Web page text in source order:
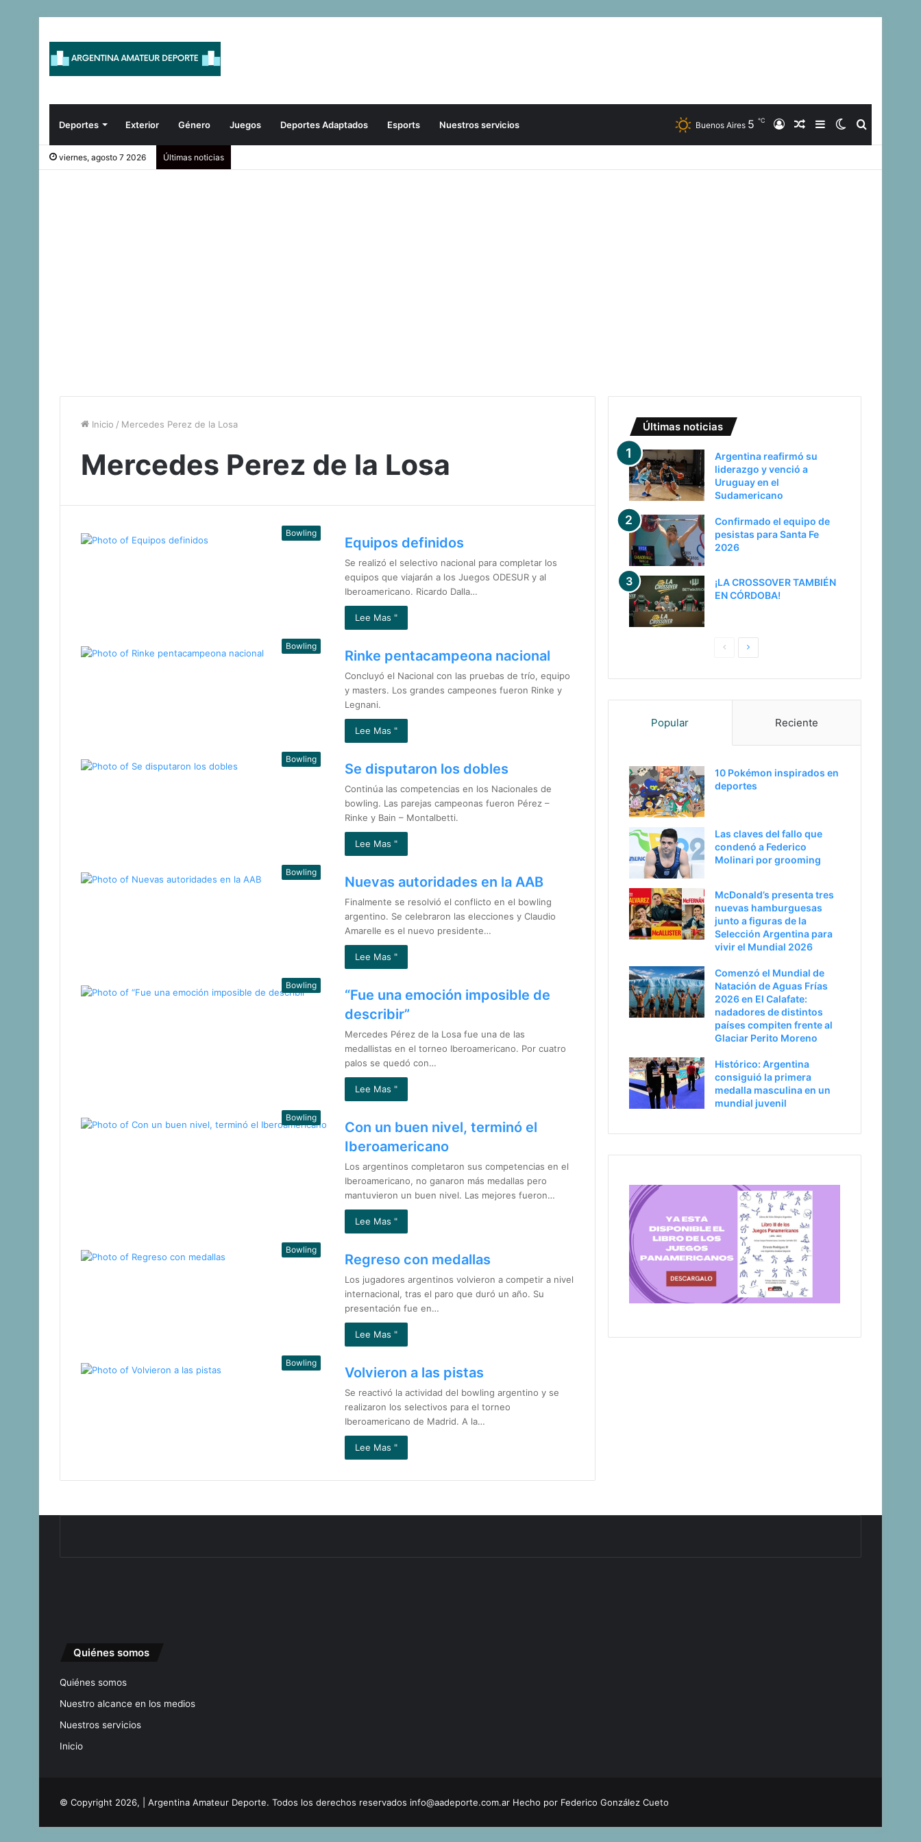
Deportes Exterior Género Juegos Deportes Adaptados Esports Nuestros servicios Buscar
Switch
skin
Barra
Lateral
Artículo
Aleatorio
Iniciar
Sesión
Buenos Aires 5 ℃
viernes, agosto 7 2026 Últimas noticias
Inicio / Mercedes Perez de la Losa
Mercedes Perez de la Losa
Bowling
Equipos definidos
Se realizó el selectivo nacional para completar los
equipos que viajarán a los Juegos ODESUR y al
Iberoamericano. Ricardo Dalla…
Lee Mas "
Bowling
Rinke pentacampeona nacional
Concluyó el Nacional con las pruebas de trío, equipo
y masters. Los grandes campeones fueron Rinke y
Legnani.
Lee Mas "
Bowling
Se disputaron los dobles
Continúa las competencias en los Nacionales de
bowling. Las parejas campeonas fueron Pérez –
Rinke y Bain – Montalbetti.
Lee Mas "
Bowling
Nuevas autoridades en la AAB
Finalmente se resolvió el conflicto en el bowling
argentino. Se celebraron las elecciones y Claudio
Amarelle es el nuevo presidente…
Lee Mas "
Bowling
“Fue una emoción imposible de
describir”
Mercedes Pérez de la Losa fue una de las
medallistas en el torneo Iberoamericano. Por cuatro
palos se quedó con…
Lee Mas "
Bowling
Con un buen nivel, terminó el
Iberoamericano
Los argentinos completaron sus competencias en el
Iberoamericano, no ganaron más medallas pero
mantuvieron un buen nivel. Las mejores fueron…
Lee Mas "
Bowling
Regreso con medallas
Los jugadores argentinos volvieron a competir a nivel
internacional, tras el paro que duró un año. Su
presentación fue en…
Lee Mas "
Bowling
Volvieron a las pistas
Se reactivó la actividad del bowling argentino y se
realizaron los selectivos para el torneo
Iberoamericano de Madrid. A la…
Lee Mas "
Últimas noticias
Argentina reafirmó su
liderazgo y venció a
Uruguay en el
Sudamericano
Confirmado el equipo de
pesistas para Santa Fe
2026
¡LA CROSSOVER TAMBIÉN
EN CÓRDOBA!
n
r
i
r
e
t
á
g
n
a
Popular Reciente
10 Pokémon inspirados en
deportes
Las claves del fallo que
condenó a Federico
Molinari por grooming
McDonald’s presenta tres
nuevas hamburguesas
junto a figuras de la
Selección Argentina para
vivir el Mundial 2026
Comenzó el Mundial de
Natación de Aguas Frías
2026 en El Calafate:
nadadores de distintos
países compiten frente al
Glaciar Perito Moreno
Histórico: Argentina
consiguió la primera
medalla masculina en un
mundial juvenil
Quiénes somos
Quiénes somos
Nuestro alcance en los medios
Nuestros servicios
Inicio
© Copyright 2026, | Argentina Amateur Deporte. Todos los derechos reservados info@aadeporte.com.ar Hecho por Federico González Cueto